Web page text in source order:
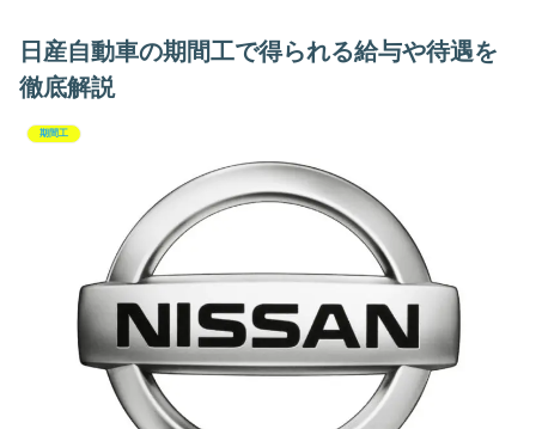
日産自動車の期間工で得られる給与や待遇を
徹底解説
期間工